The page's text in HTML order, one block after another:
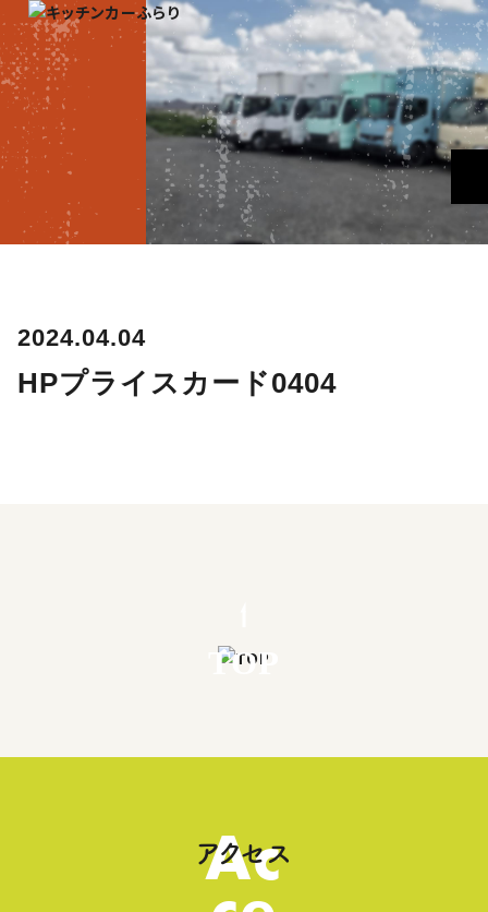
2024.04.04
HPプライスカード0404
TOP
Ac
アクセス